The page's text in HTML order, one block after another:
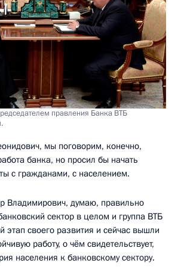
правления Банка ВТБ
мы поговорим, конечно,
банка, но просил бы начать
с гражданами, с населением.
Владимирович, думаю, правильно
сектор в целом и группа ВТБ
этап своего развития и сейчас вышли
работу, о чём свидетельствует,
населения к банковскому сектору.